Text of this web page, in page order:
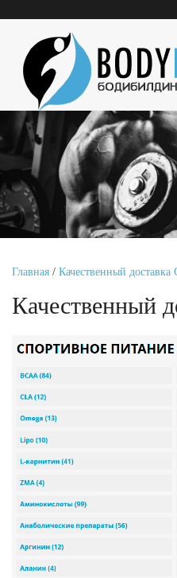
Главная / Качественный доставка
Качественный